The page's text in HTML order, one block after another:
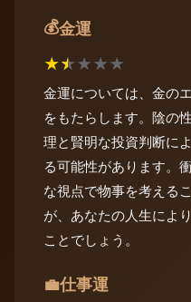
💰金運
★★★★★
金運については、金の
をもたらします。陰の
理と賢明な投資判断に
る可能性があります。
な視点で物事を考える
が、あなたの人生によ
ことでしょう。
💼仕事運